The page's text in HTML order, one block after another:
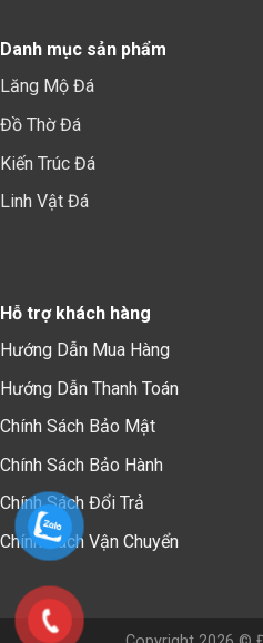
Danh mục sản phẩm
Lăng Mộ Đá
Đồ Thờ Đá
Kiến Trúc Đá
Linh Vật Đá
Hỗ trợ khách hàng
Hướng Dẫn Mua Hàng
Hướng Dẫn Thanh Toán
Chính Sách Bảo Mật
Chính Sách Bảo Hành
Chính Sách Đổi Trả
Chính Sách Vận Chuyển